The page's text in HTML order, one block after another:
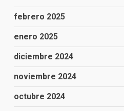
febrero 2025
enero 2025
diciembre 2024
noviembre 2024
octubre 2024